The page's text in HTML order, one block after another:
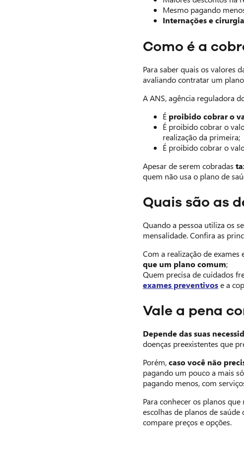
Mesmo pagando
Internações e
Como é a
Para saber quais os valores
avaliando contratar um
A ANS, agência reguladora
É proibido cobrar o
É proibido cobrar o
realização da primeira;
É proibido cobrar o
Apesar de serem cobradas
quem não usa o plano de
Quais são as
Quando a pessoa utiliza os
mensalidade. Confira as
Com a realização de
que um plano comum;
Quem precisa de cuidados
exames preventivose a
Vale a pena
Depende das suas
doenças preexistentes que
Porém,caso você não
pagando um pouco a mais
pagando menos, com
Para conhecer os planos
escolhas de planos de
compare preços e opções.